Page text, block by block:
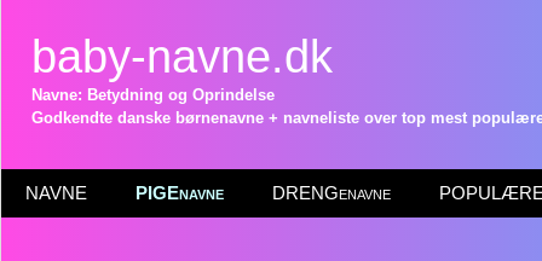
baby-navne.dk
Navne: Betydning og Oprindelse
Godkendte danske børnenavne + navneliste over top mest
NAVNE PIGEnavne DRENGenavne POPULÆRE